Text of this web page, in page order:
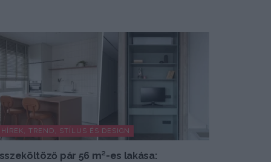
HÍREK, TREND, STÍLUS ÉS DESIGN
pár 56 m²-es lakása: